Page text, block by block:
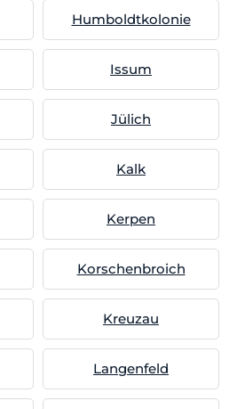
Humboldtkolonie
Issum
Jülich
Kalk
Kerpen
Korschenbroich
Kreuzau
Langenfeld